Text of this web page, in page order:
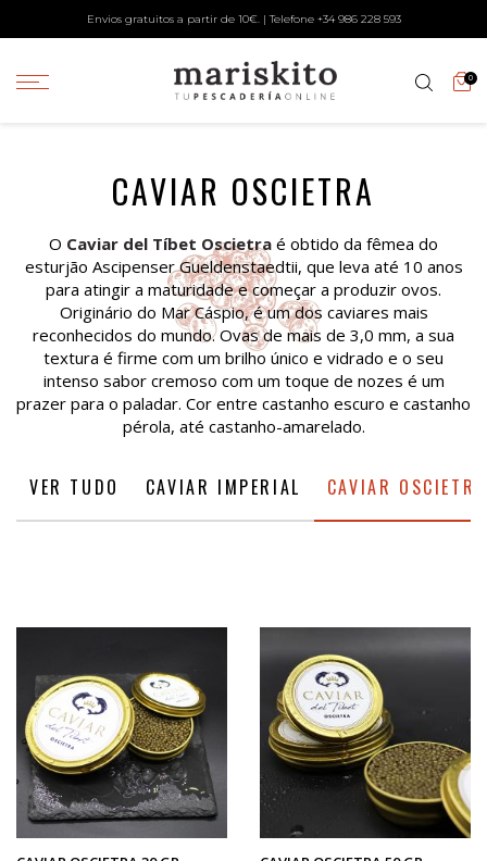
Envios gratuitos a partir de 10€. | Telefone +34 986 228 593
0
CAVIAR OSCIETRA
O Caviar del Tíbet Oscietra é obtido da fêmea do
esturjão Ascipenser Gueldenstaedtii, que leva até 10 anos
para atingir a maturidade e começar a produzir ovos.
Originário do Mar Cáspio, é um dos caviares mais
reconhecidos do mundo. Ovas de mais de 3,0 mm, a sua
textura é firme com um brilho único e vidrado e o seu
intenso sabor cremoso com um toque de nozes é um
prazer para o paladar. Cor entre castanho escuro e castanho
pérola, até castanho-amarelado.
VER TUDO CAVIAR IMPERIAL CAVIAR OSCIETRA